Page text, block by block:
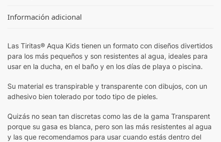
Información adicional
Las Tiritas® Aqua Kids tienen un formato con diseños divertidos
para los más pequeños y son resistentes al agua, ideales para
usar en la ducha, en el baño y en los días de playa o piscina.
Su material es transpirable y transparente con dibujos, con un
adhesivo bien tolerado por todo tipo de pieles.
Quizás no sean tan discretas como las de la gama Transparent
porque su gasa es blanca, pero son las más resistentes al agua
y las que recomendamos para usar cuando estás dentro del